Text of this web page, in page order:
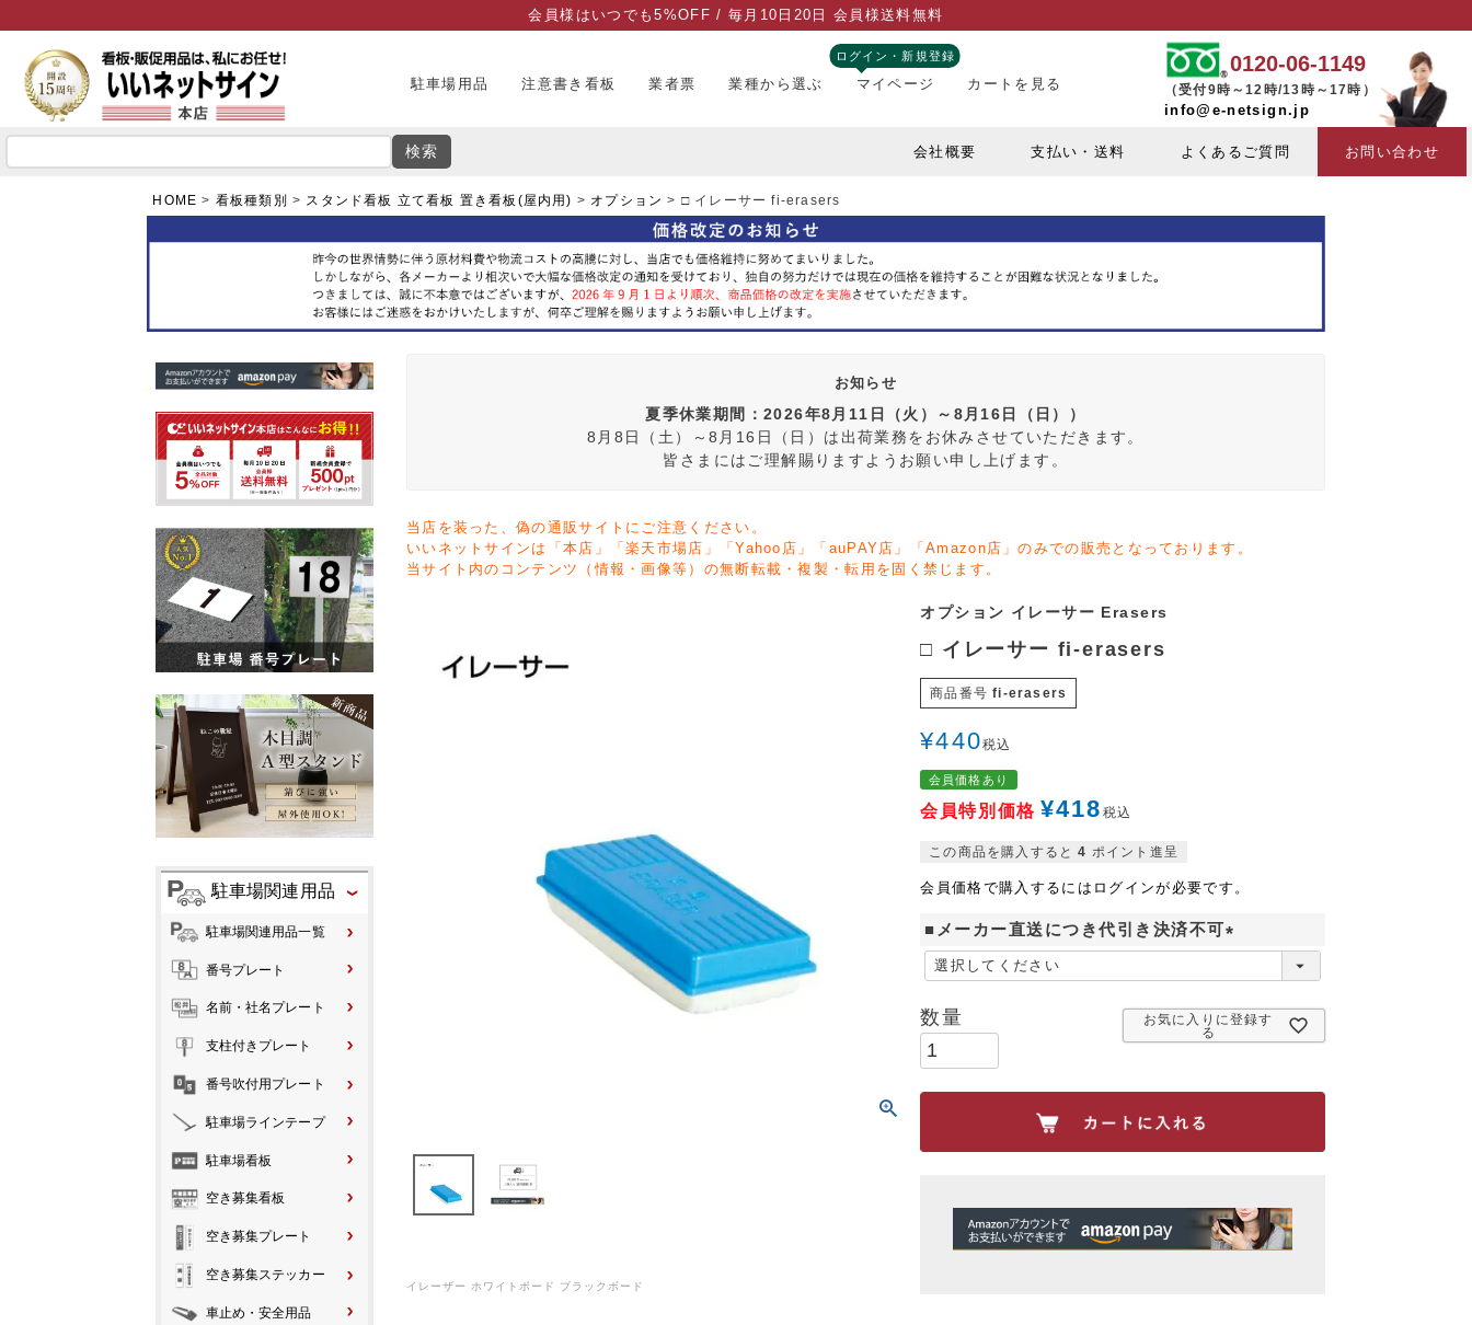
会員様はいつでも5%OFF / 毎月10日20日 会員様送料無料
駐車場用品 注意書き看板 業者票 業種から選ぶ
ログイン・新規登録
マイページ カートを見る
0120-06-1149
（受付9時～12時/13時～17時）
info@e-netsign.jp
検索 会社概要 支払い・送料 よくあるご質問 お問い合わせ
HOME 看板種類別 スタンド看板 立て看板 置き看板(屋内用) オプション □ イレーサー fi-erasers
駐車場関連用品
駐車場関連用品一覧
番号プレート
名前・社名プレート
支柱付きプレート
番号吹付用プレート
駐車場ラインテープ
駐車場看板
空き募集看板
空き募集プレート
空き募集ステッカー
車止め・安全用品
お知らせ
夏季休業期間：2026年8月11日（火）～8月16日（日））
8月8日（土）～8月16日（日）は出荷業務をお休みさせていただきます。
皆さまにはご理解賜りますようお願い申し上げます。
当店を装った、偽の通販サイトにご注意ください。
いいネットサインは「本店」「楽天市場店」「Yahoo店」「auPAY店」「Amazon店」のみでの販売となっております。
当サイト内のコンテンツ（情報・画像等）の無断転載・複製・転用を固く禁じます。
イレーザー ホワイトボード ブラックボード
オプション イレーサー Erasers
□ イレーサー fi-erasers
商品番号 fi-erasers
¥440税込
会員価格あり
会員特別価格 ¥418 税込
この商品を購入すると 4 ポイント進呈
会員価格で購入するにはログインが必要です。
■メーカー直送につき代引き決済不可
必
須
お気に入りに登録す
る